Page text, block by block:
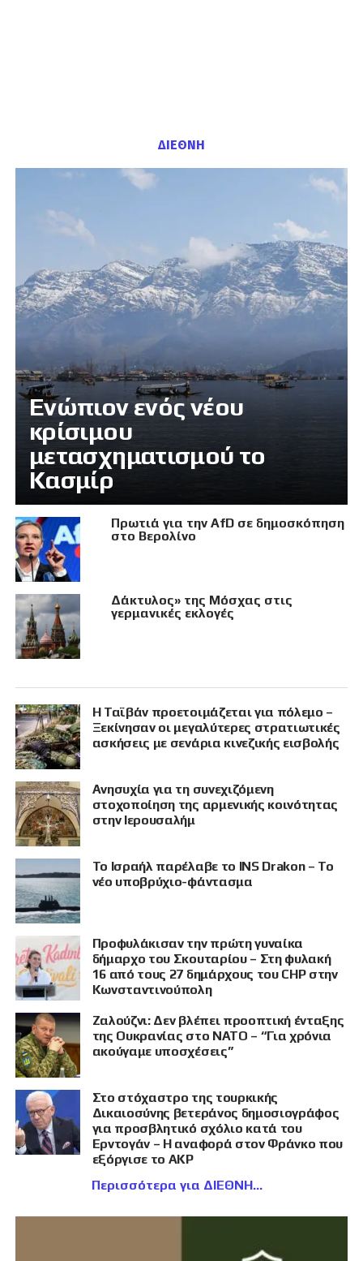
ΔΙΕΘΝΗ
Eνώπιον ενός νέου
κρίσιμου
μετασχηματισμού το
Κασμίρ
Πρωτιά για την AfD σε δημοσκόπηση
στο Βερολίνο
Δάκτυλος» της Μόσχας στις
γερμανικές εκλογές
Η Ταϊβάν προετοιμάζεται για πόλεμο –
Ξεκίνησαν οι μεγαλύτερες στρατιωτικές
ασκήσεις με σενάρια κινεζικής εισβολής
Ανησυχία για τη συνεχιζόμενη
στοχοποίηση της αρμενικής κοινότητας
στην Ιερουσαλήμ
Το Ισραήλ παρέλαβε το INS Drakon – Το
νέο υποβρύχιο-φάντασμα
Προφυλάκισαν την πρώτη γυναίκα
δήμαρχο του Σκουταρίου – Στη φυλακή
16 από τους 27 δημάρχους του CHP στην
Κωνσταντινούπολη
Ζαλούζνι: Δεν βλέπει προοπτική ένταξης
της Ουκρανίας στο ΝΑΤΟ – “Για χρόνια
ακούγαμε υποσχέσεις”
Στο στόχαστρο της τουρκικής
Δικαιοσύνης βετεράνος δημοσιογράφος
για προσβλητικό σχόλιο κατά του
Ερντογάν – Η αναφορά στον Φράνκο που
εξόργισε το AKP
Περισσότερα για ΔΙΕΘΝΗ